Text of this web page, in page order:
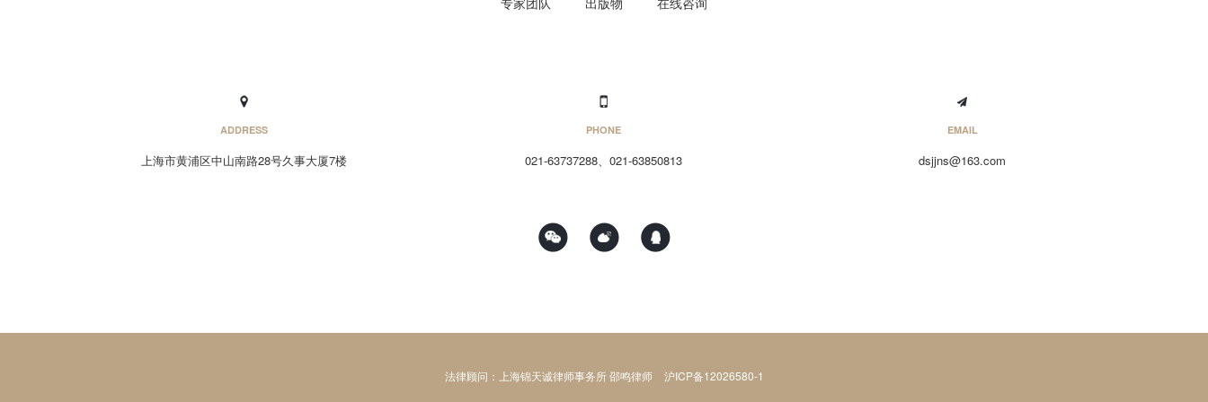
ADDRESS
上海市黄浦区中山南路28号久事大厦7楼
PHONE
021-63737288、021-63850813
EMAIL
dsjjns@163.com
法律顾问：上海锦天诚律师事务所 邵鸣律师 沪ICP备12026580-1